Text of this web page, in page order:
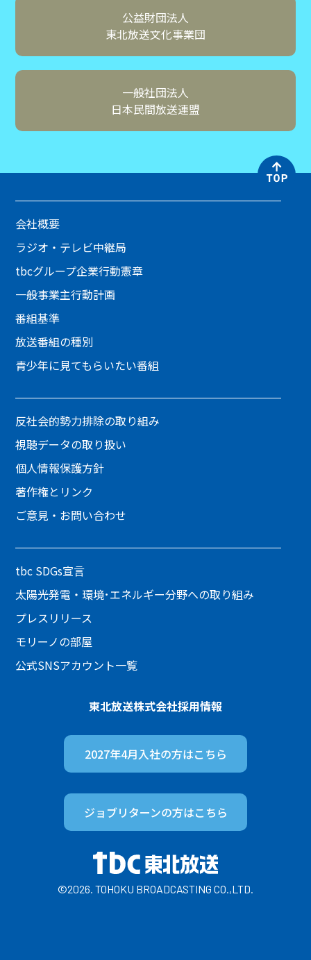
公益財団法人
東北放送文化事業団
一般社団法人
日本民間放送連盟
会社概要
ラジオ・テレビ中継局
tbcグループ企業行動憲章
一般事業主行動計画
番組基準
放送番組の種別
青少年に見てもらいたい番組
反社会的勢力排除の取り組み
視聴データの取り扱い
個人情報保護方針
著作権とリンク
ご意見・お問い合わせ
tbc SDGs宣言
太陽光発電・環境･エネルギー分野への取り組み
プレスリリース
モリーノの部屋
公式SNSアカウント一覧
東北放送株式会社採用情報
2027年4月入社の方はこちら
ジョブリターンの方はこちら
©2026. TOHOKU BROADCASTING CO.,LTD.